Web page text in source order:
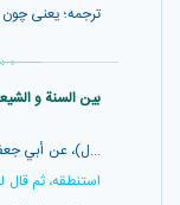
ترجمه؛ يعنى چون
بین السنة و
...ل)، عن أبي
استنطقه، ثم قال